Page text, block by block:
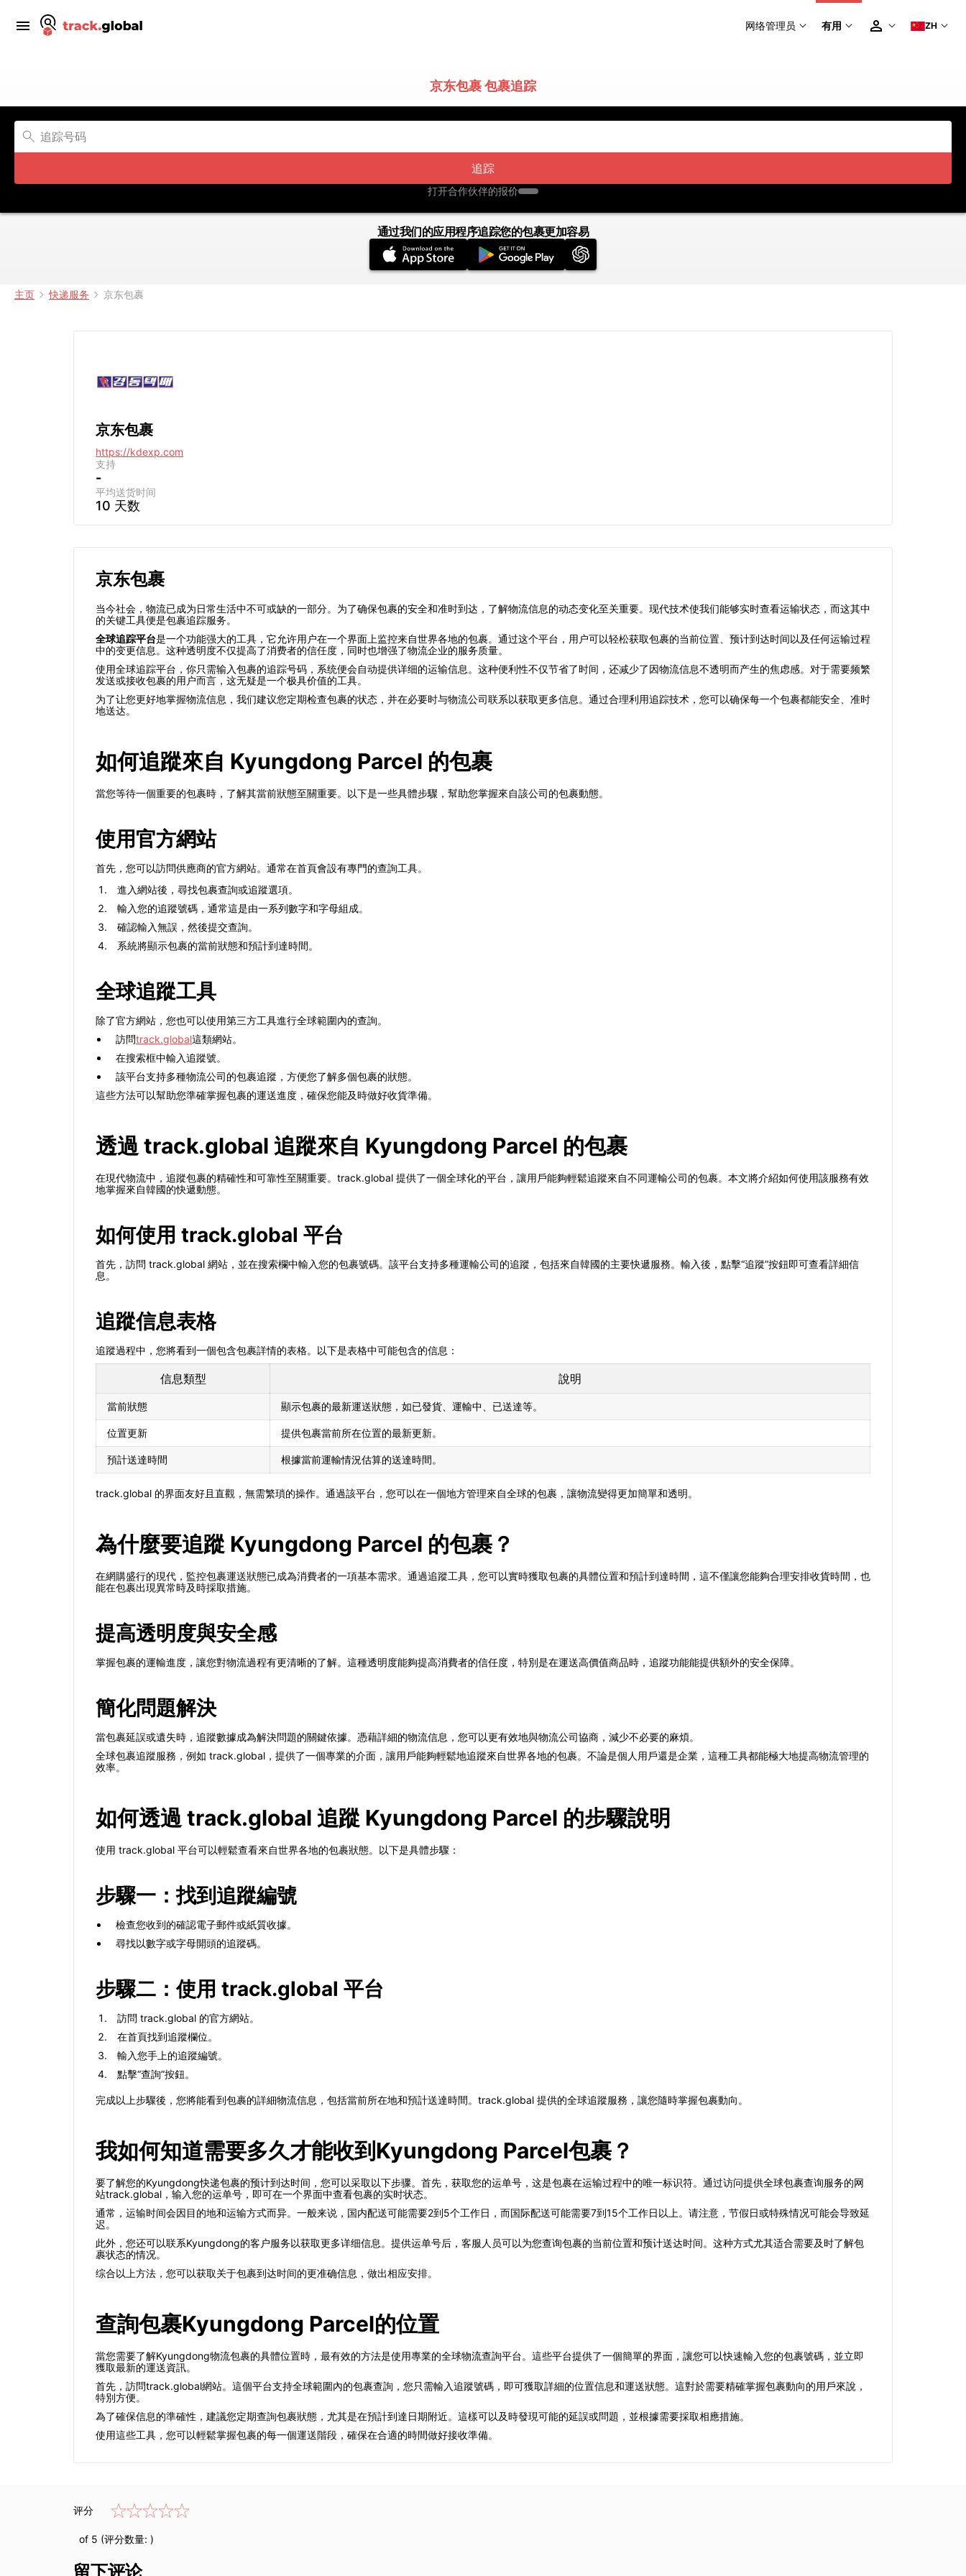
网络管理员 有用 ZH
京东包裹 包裹追踪
追踪
打开合作伙伴的报价
通过我们的应用程序追踪您的包裹更加容易
主页 快递服务 京东包裹
京东包裹
https://kdexp.com
支持
-
平均送货时间
10 天数
京东包裹
当今社会，物流已成为日常生活中不可或缺的一部分。为了确保包裹的安全和准时到达，了解物流信息的动态变化至关重要。现代技术使我们能够实时查看运输状态，而这其中
的关键工具便是包裹追踪服务。
全球追踪平台是一个功能强大的工具，它允许用户在一个界面上监控来自世界各地的包裹。通过这个平台，用户可以轻松获取包裹的当前位置、预计到达时间以及任何运输过程
中的变更信息。这种透明度不仅提高了消费者的信任度，同时也增强了物流企业的服务质量。
使用全球追踪平台，你只需输入包裹的追踪号码，系统便会自动提供详细的运输信息。这种便利性不仅节省了时间，还减少了因物流信息不透明而产生的焦虑感。对于需要频繁
发送或接收包裹的用户而言，这无疑是一个极具价值的工具。
为了让您更好地掌握物流信息，我们建议您定期检查包裹的状态，并在必要时与物流公司联系以获取更多信息。通过合理利用追踪技术，您可以确保每一个包裹都能安全、准时
地送达。
如何追蹤來自 Kyungdong Parcel 的包裹
當您等待一個重要的包裹時，了解其當前狀態至關重要。以下是一些具體步驟，幫助您掌握來自該公司的包裹動態。
使用官方網站
首先，您可以訪問供應商的官方網站。通常在首頁會設有專門的查詢工具。
進入網站後，尋找包裹查詢或追蹤選項。
輸入您的追蹤號碼，通常這是由一系列數字和字母組成。
確認輸入無誤，然後提交查詢。
系統將顯示包裹的當前狀態和預計到達時間。
全球追蹤工具
除了官方網站，您也可以使用第三方工具進行全球範圍內的查詢。
訪問track.global這類網站。
在搜索框中輸入追蹤號。
該平台支持多種物流公司的包裹追蹤，方便您了解多個包裹的狀態。
這些方法可以幫助您準確掌握包裹的運送進度，確保您能及時做好收貨準備。
透過 track.global 追蹤來自 Kyungdong Parcel 的包裹
在現代物流中，追蹤包裹的精確性和可靠性至關重要。track.global 提供了一個全球化的平台，讓用戶能夠輕鬆追蹤來自不同運輸公司的包裹。本文將介紹如何使用該服務有效
地掌握來自韓國的快遞動態。
如何使用 track.global 平台
首先，訪問 track.global 網站，並在搜索欄中輸入您的包裹號碼。該平台支持多種運輸公司的追蹤，包括來自韓國的主要快遞服務。輸入後，點擊“追蹤”按鈕即可查看詳細信
息。
追蹤信息表格
追蹤過程中，您將看到一個包含包裹詳情的表格。以下是表格中可能包含的信息：
信息類型 說明
當前狀態 顯示包裹的最新運送狀態，如已發貨、運輸中、已送達等。
位置更新 提供包裹當前所在位置的最新更新。
預計送達時間 根據當前運輸情況估算的送達時間。
track.global 的界面友好且直觀，無需繁瑣的操作。通過該平台，您可以在一個地方管理來自全球的包裹，讓物流變得更加簡單和透明。
為什麼要追蹤 Kyungdong Parcel 的包裹？
在網購盛行的現代，監控包裹運送狀態已成為消費者的一項基本需求。通過追蹤工具，您可以實時獲取包裹的具體位置和預計到達時間，這不僅讓您能夠合理安排收貨時間，也
能在包裹出現異常時及時採取措施。
提高透明度與安全感
掌握包裹的運輸進度，讓您對物流過程有更清晰的了解。這種透明度能夠提高消費者的信任度，特別是在運送高價值商品時，追蹤功能能提供額外的安全保障。
簡化問題解決
當包裹延誤或遺失時，追蹤數據成為解決問題的關鍵依據。憑藉詳細的物流信息，您可以更有效地與物流公司協商，減少不必要的麻煩。
全球包裹追蹤服務，例如 track.global，提供了一個專業的介面，讓用戶能夠輕鬆地追蹤來自世界各地的包裹。不論是個人用戶還是企業，這種工具都能極大地提高物流管理的
效率。
如何透過 track.global 追蹤 Kyungdong Parcel 的步驟說明
使用 track.global 平台可以輕鬆查看來自世界各地的包裹狀態。以下是具體步驟：
步驟一：找到追蹤編號
檢查您收到的確認電子郵件或紙質收據。
尋找以數字或字母開頭的追蹤碼。
步驟二：使用 track.global 平台
訪問 track.global 的官方網站。
在首頁找到追蹤欄位。
輸入您手上的追蹤編號。
點擊“查詢”按鈕。
完成以上步驟後，您將能看到包裹的詳細物流信息，包括當前所在地和預計送達時間。track.global 提供的全球追蹤服務，讓您隨時掌握包裹動向。
我如何知道需要多久才能收到Kyungdong Parcel包裹？
要了解您的Kyungdong快递包裹的预计到达时间，您可以采取以下步骤。首先，获取您的运单号，这是包裹在运输过程中的唯一标识符。通过访问提供全球包裹查询服务的网
站track.global，输入您的运单号，即可在一个界面中查看包裹的实时状态。
通常，运输时间会因目的地和运输方式而异。一般来说，国内配送可能需要2到5个工作日，而国际配送可能需要7到15个工作日以上。请注意，节假日或特殊情况可能会导致延
迟。
此外，您还可以联系Kyungdong的客户服务以获取更多详细信息。提供运单号后，客服人员可以为您查询包裹的当前位置和预计送达时间。这种方式尤其适合需要及时了解包
裹状态的情况。
综合以上方法，您可以获取关于包裹到达时间的更准确信息，做出相应安排。
查詢包裹Kyungdong Parcel的位置
當您需要了解Kyungdong物流包裹的具體位置時，最有效的方法是使用專業的全球物流查詢平台。這些平台提供了一個簡單的界面，讓您可以快速輸入您的包裹號碼，並立即
獲取最新的運送資訊。
首先，訪問track.global網站。這個平台支持全球範圍內的包裹查詢，您只需輸入追蹤號碼，即可獲取詳細的位置信息和運送狀態。這對於需要精確掌握包裹動向的用戶來說，
特別方便。
為了確保信息的準確性，建議您定期查詢包裹狀態，尤其是在預計到達日期附近。這樣可以及時發現可能的延誤或問題，並根據需要採取相應措施。
使用這些工具，您可以輕鬆掌握包裹的每一個運送階段，確保在合適的時間做好接收準備。
评分
of 5 (评分数量: )
留下评论